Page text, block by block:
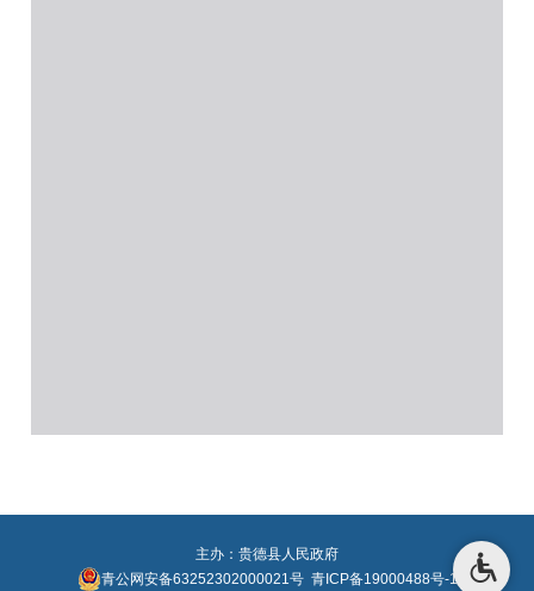
主办：贵德县人民政府
青公网安备63252302000021号 青ICP备19000488号-1